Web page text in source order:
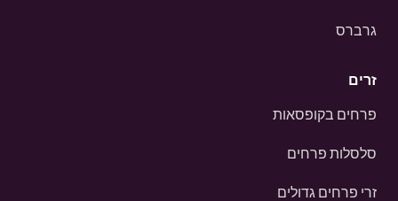
גרברס
זרים
פרחים בקופסאות
סלסלות פרחים
זרי פרחים גדולים